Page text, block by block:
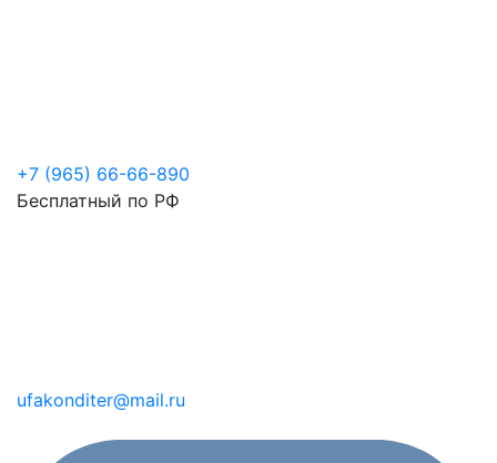
+7 (965) 66-66-890
Бесплатный по РФ
ufakonditer@mail.ru